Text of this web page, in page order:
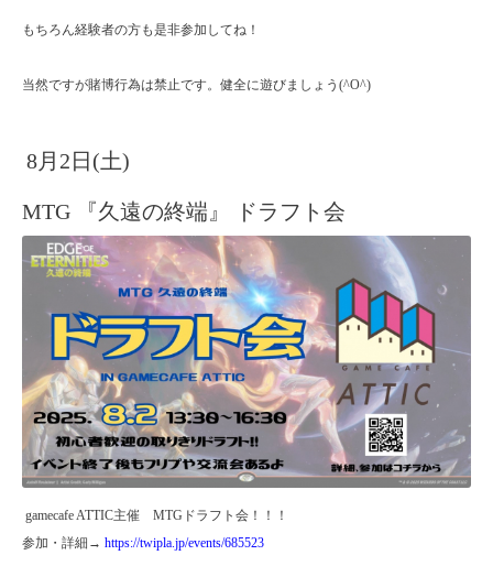
もちろん経験者の方も是非参加してね！
当然ですが賭博行為は禁止です。健全に遊びましょう(^O^)
8月2日(土)
MTG 『久遠の終端』 ドラフト会
gamecafe ATTIC主催 MTGドラフト会！！！
参加・詳細→ https://twipla.jp/events/685523